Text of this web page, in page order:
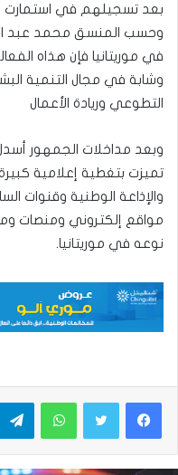
بعد تسجيلهم في استمارت
وحسب المنسق محمد عبد
وشابة في مجال التنمية
التطوعي وريادة الأعمال
وبعد مداخلات الجمهور
تميزت بتغطية إعلامية
والإذاعة الوطنية وقنوات
مواقع إلكتروني ومنصات
نوعه في موريتانيا.
واتساب